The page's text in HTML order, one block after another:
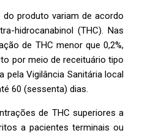
produto variam de acordo
hidrocanabinol (THC). Nas
de THC menor que 0,2%,
por meio de receituário tipo
pela Vigilância Sanitária local
60 (sessenta) dias.
de THC superiores a
a pacientes terminais ou